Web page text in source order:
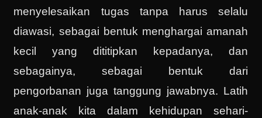
menyelesaikan tugas tanpa harus selalu
diawasi, sebagai bentuk menghargai amanah
kecil yang dititipkan kepadanya, dan
sebagainya, sebagai bentuk dari
pengorbanan juga tanggung jawabnya. Latih
anak-anak kita dalam kehidupan sehari-